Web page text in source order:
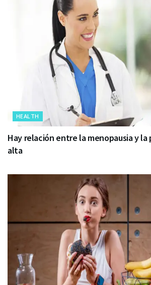
HEALTH
Hay relación entre la menopausia y
alta